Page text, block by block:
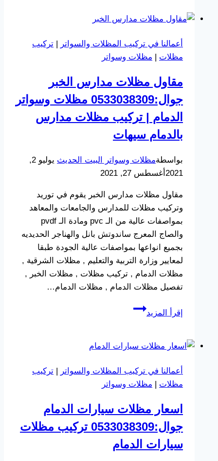
سيهات
مقاول
مظلات
الشرقية
الخبر
القطيف
أعمالنا في تركيب المظلات والسواتر
تركيب
مظلات
مظلات وسواتر
مقاول مظلات مدارس الخبر
جوال:0533038309 مظلات وسواتر
الدمام | تركيب مظلات مدارس
بالدمام سيهات
بواسطةمظلات وسواتر البيت الحديث
يوليو 2,
2021 أغسطس 27, 2021
مقاول مظلات مدارس الخبر يقوم في توريد
وتركيب مظلات للمدارس والجامعات والمعاهد
بمواصفات عالية من الـ pvc ومادة الـ pvdf
والصاج المعرج ساندوتش بانل والهناجر الحديديه
بجميع انواعها بمواصفات عالية الجودة طبقا
لمعايير وزارة التربية والتعليم , مظلات الشرقية ,
مظلات الدمام , تركيب مظلات , مظلات الخبر ,
تفصيل مظلات الدمام , مظلات الدمام…
إقرأ المزيد
مقاول
الخبر
مظلات
وسواتر
|
تركيب
مظلات
مدارس
أعمالنا في تركيب المظلات والسواتر
تركيب
مظلات
مظلات وسواتر
اسعار مظلات سيارات الدمام
جوال:0533038309 تركيب مظلات
سيارات الدمام